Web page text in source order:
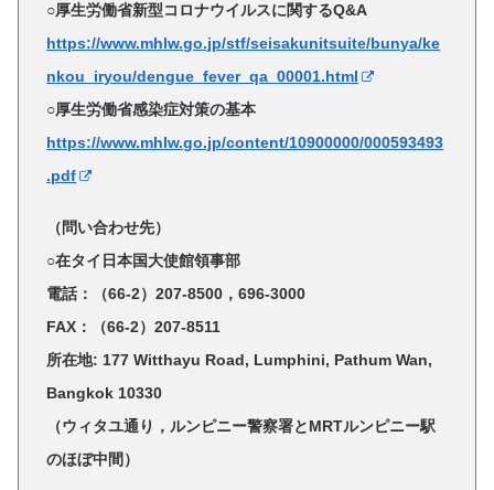
○厚生労働省新型コロナウイルスに関するQ&A
https://www.mhlw.go.jp/stf/seisakunitsuite/bunya/ke
nkou_iryou/dengue_fever_qa_00001.html
○厚生労働省感染症対策の基本
https://www.mhlw.go.jp/content/10900000/000593493
.pdf
（問い合わせ先）
○在タイ日本国大使館領事部
電話：（66-2）207-8500，696-3000
FAX：（66-2）207-8511
所在地: 177 Witthayu Road, Lumphini, Pathum Wan,
Bangkok 10330
（ウィタユ通り，ルンピニー警察署とMRTルンピニー駅
のほぼ中間）